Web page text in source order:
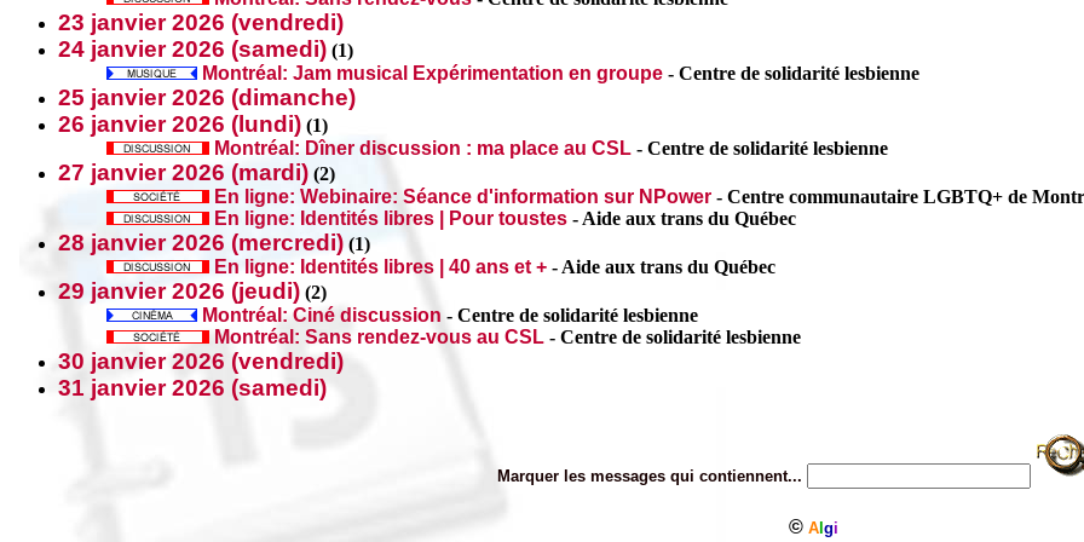
23 janvier 2026 (vendredi)
24 janvier 2026 (samedi) (1)
Montréal: Jam musical Expérimentation en groupe - Centre de solidarité lesbienne
25 janvier 2026 (dimanche)
26 janvier 2026 (lundi) (1)
Montréal: Dîner discussion : ma place au CSL - Centre de solidarité lesbienne
27 janvier 2026 (mardi) (2)
En ligne: Webinaire: Séance d'information sur NPower - Centre communautaire LGBTQ+ de
En ligne: Identités libres | Pour toustes - Aide aux trans du Québec
28 janvier 2026 (mercredi) (1)
En ligne: Identités libres | 40 ans et + - Aide aux trans du Québec
29 janvier 2026 (jeudi) (2)
Montréal: Ciné discussion - Centre de solidarité lesbienne
Montréal: Sans rendez-vous au CSL - Centre de solidarité lesbienne
30 janvier 2026 (vendredi)
31 janvier 2026 (samedi)
Marquer les messages qui contiennent...
© Al gi